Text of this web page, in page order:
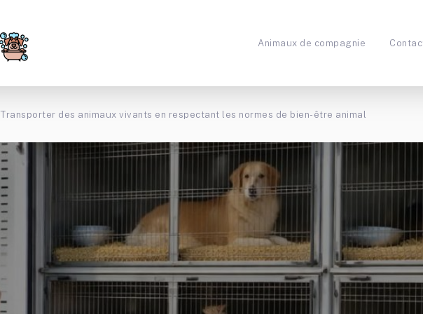
Animaux de compagnie
Transporter des animaux vivants en respectant les normes de bien-être animal